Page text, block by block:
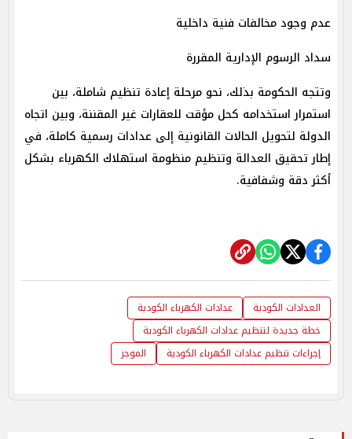
عدم وجود مخالفات فنية داخلية
سداد الرسوم الإدارية المقررة
وتتجه الحكومة بذلك، نحو مرحلة إعادة تنظيم شاملة، بين
استمرار استخدامه كحل مؤقت للعقارات غير المقننة، وبين اتجاه
الدولة لتحويل الحالات القانونية إلى عدادات رسمية كاملة، في
إطار تحقيق العدالة وتنظيم منظومة استهلاك الكهرباء بشكل
أكثر دقة وشفافية.
العدادات الكودية
عدادات الكهرباء الكودية
خطة جديدة لتنظيم عدادات الكهرباء الكودية
إجراءات تنظيم عدادات الكهرباء الكودية
الموجز